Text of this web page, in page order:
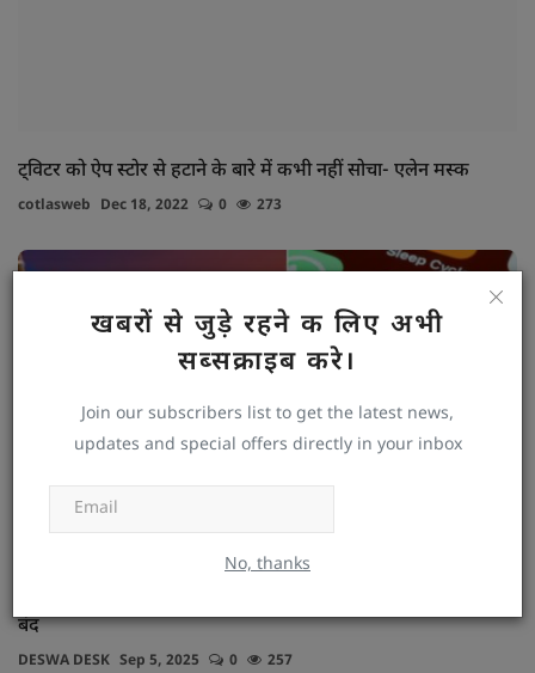
खबरों से जुड़े रहने क लिए अभी
सब्सक्राइब करे।
Join our subscribers list to get the latest news,
updates and special offers directly in your inbox
No, thanks
ट्विटर को ऐप स्टोर से हटाने के बारे में कभी नहीं सोचा- एलेन मस्क
cotlasweb Dec 18, 2022 0 273
बंद
DESWA DESK Sep 5, 2025 0 257